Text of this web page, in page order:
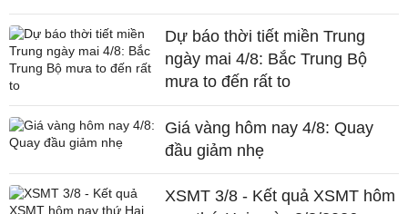
Dự báo thời tiết miền Trung
ngày mai 4/8: Bắc Trung Bộ
mưa to đến rất to
Giá vàng hôm nay 4/8: Quay
đầu giảm nhẹ
XSMT 3/8 - Kết quả XSMT hôm